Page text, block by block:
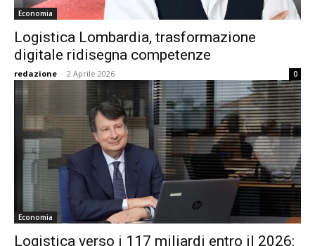
Economia
Logistica Lombardia, trasformazione
digitale ridisegna competenze
redazione - 2 Aprile 2026 0
Economia
Logistica verso i 117 miliardi entro il 2026: